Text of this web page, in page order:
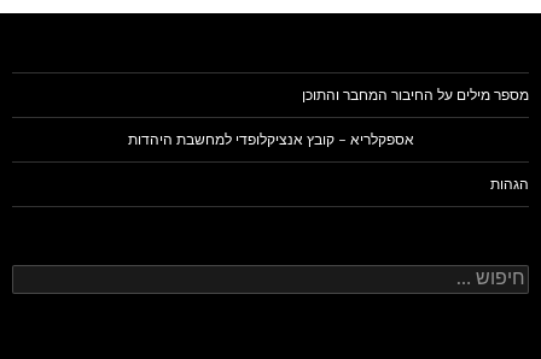
מספר מילים על החיבור המחבר והתוכן
אספקלריא – קובץ אנציקלופדי למחשבת היהדות
הגהות
חיפוש: